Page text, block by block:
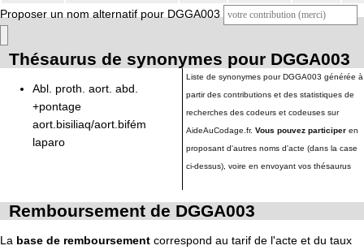
Proposer un nom alternatif pour DGGA003
Thésaurus de synonymes pour DGGA003
Abl. proth. aort. abd.
+pontage
aort.bisiliaq/aort.bifém
laparo
Liste de synonymes pour DGGA003 générée à
partir des contributions et des statistiques de
recherches des codeurs et codeuses sur
AideAuCodage.fr. Vous pouvez participer en
proposant d'autres noms d'acte (dans la case
ci-dessus), voire en envoyant vos thésaurus
Remboursement de DGGA003
La base de remboursement correspond au tarif de l'acte et du taux